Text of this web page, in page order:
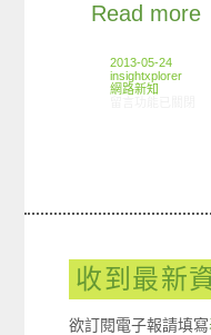
Read more
2013-05-24
insightxplorer
網路新知
收到最新
欲訂閱電子報請填寫